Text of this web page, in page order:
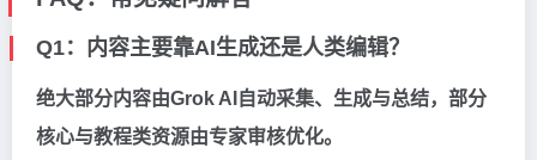
Q1：内容主要靠AI生成还是人类编辑？
绝大部分内容由Grok AI自动采集、生成与总结，部分
核心与教程类资源由专家审核优化。